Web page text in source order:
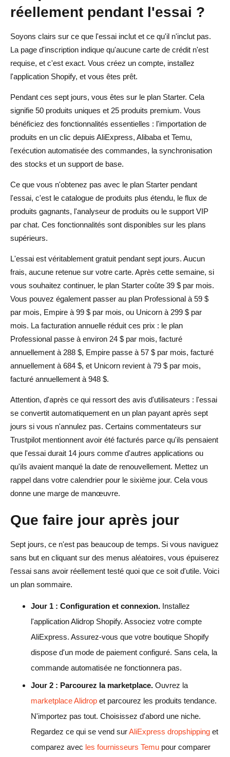
réellement pendant l'essai ?
Soyons clairs sur ce que l'essai inclut et ce qu'il n'inclut pas.
La page d'inscription indique qu'aucune carte de crédit n'est
requise, et c'est exact. Vous créez un compte, installez
l'application Shopify, et vous êtes prêt.
Pendant ces sept jours, vous êtes sur le plan Starter. Cela
signifie 50 produits uniques et 25 produits premium. Vous
bénéficiez des fonctionnalités essentielles : l'importation de
produits en un clic depuis AliExpress, Alibaba et Temu,
l'exécution automatisée des commandes, la synchronisation
des stocks et un support de base.
Ce que vous n'obtenez pas avec le plan Starter pendant
l'essai, c'est le catalogue de produits plus étendu, le flux de
produits gagnants, l'analyseur de produits ou le support VIP
par chat. Ces fonctionnalités sont disponibles sur les plans
supérieurs.
L'essai est véritablement gratuit pendant sept jours. Aucun
frais, aucune retenue sur votre carte. Après cette semaine, si
vous souhaitez continuer, le plan Starter coûte 39 $ par mois.
Vous pouvez également passer au plan Professional à 59 $
par mois, Empire à 99 $ par mois, ou Unicorn à 299 $ par
mois. La facturation annuelle réduit ces prix : le plan
Professional passe à environ 24 $ par mois, facturé
annuellement à 288 $, Empire passe à 57 $ par mois, facturé
annuellement à 684 $, et Unicorn revient à 79 $ par mois,
facturé annuellement à 948 $.
Attention, d'après ce qui ressort des avis d'utilisateurs : l'essai
se convertit automatiquement en un plan payant après sept
jours si vous n'annulez pas. Certains commentateurs sur
Trustpilot mentionnent avoir été facturés parce qu'ils pensaient
que l'essai durait 14 jours comme d'autres applications ou
qu'ils avaient manqué la date de renouvellement. Mettez un
rappel dans votre calendrier pour le sixième jour. Cela vous
donne une marge de manœuvre.
Que faire jour après jour
Sept jours, ce n'est pas beaucoup de temps. Si vous naviguez
sans but en cliquant sur des menus aléatoires, vous épuiserez
l'essai sans avoir réellement testé quoi que ce soit d'utile. Voici
un plan sommaire.
Jour 1 : Configuration et connexion. Installez
l'application Alidrop Shopify. Associez votre compte
AliExpress. Assurez-vous que votre boutique Shopify
dispose d'un mode de paiement configuré. Sans cela, la
commande automatisée ne fonctionnera pas.
Jour 2 : Parcourez la marketplace. Ouvrez la
marketplace Alidrop et parcourez les produits tendance.
N'importez pas tout. Choisissez d'abord une niche.
Regardez ce qui se vend surAliExpress dropshipping et
comparez avec les fournisseurs Temu pour comparer